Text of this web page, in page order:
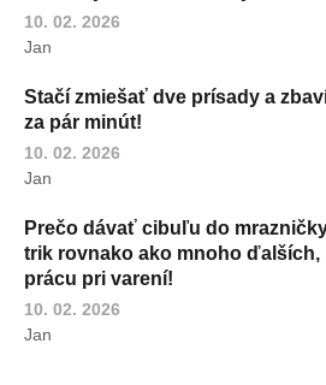
10. 02. 2026
Jan
Stačí zmiešať dve prísady a
za pár minút!
10. 02. 2026
Jan
Prečo dávať cibuľu do
trik rovnako ako mnoho ďalších,
prácu pri varení!
10. 02. 2026
Jan